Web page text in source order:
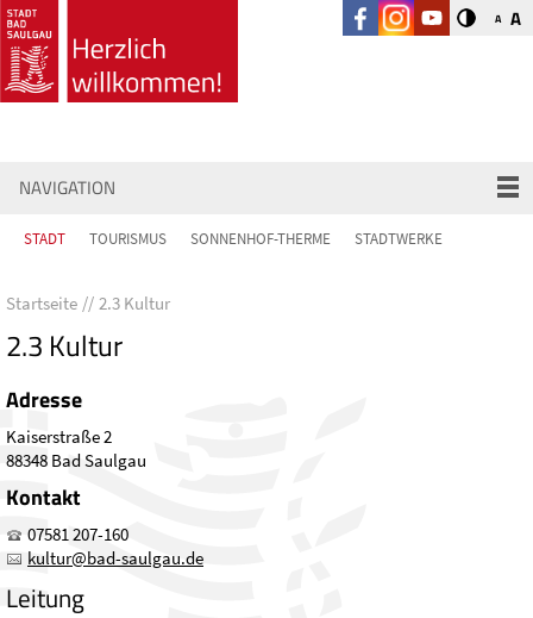
A A
NAVIGATION
STADT TOURISMUS SONNENHOF-THERME STADTWERKE
Startseite 2.3 Kultur
2.3 Kultur
Adresse
Kaiserstraße 2
88348 Bad Saulgau
Kontakt
07581 207-160
kultur@bad-saulgau.de
Leitung